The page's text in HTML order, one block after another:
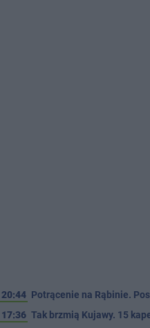
20:44 Potrącenie na Rąbinie.
17:36 Tak brzmią Kujawy. 15